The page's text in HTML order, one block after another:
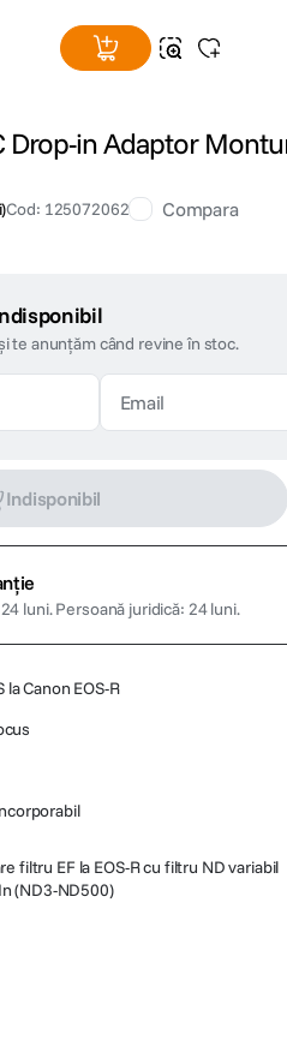
Drop-in Adaptor
)Cod: 125072062 Compara
te anunțăm când revine în stoc.
Indisponibil
luni.Persoană juridică: 24 luni.
Canon EOS-R
filtru EF la EOS-R cu filtru ND variabil
(ND3-ND500)